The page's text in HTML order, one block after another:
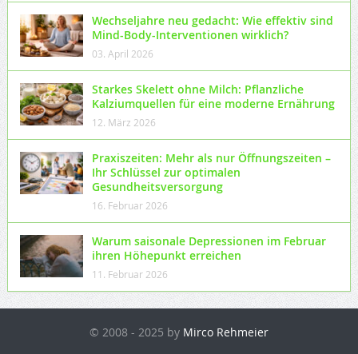
Wechseljahre neu gedacht: Wie effektiv sind
Mind-Body-Interventionen wirklich?
03. April 2026
Starkes Skelett ohne Milch: Pflanzliche
Kalziumquellen für eine moderne Ernährung
12. März 2026
Praxiszeiten: Mehr als nur Öffnungszeiten –
Ihr Schlüssel zur optimalen
Gesundheitsversorgung
16. Februar 2026
Warum saisonale Depressionen im Februar
ihren Höhepunkt erreichen
11. Februar 2026
© 2008 - 2025 by Mirco Rehmeier